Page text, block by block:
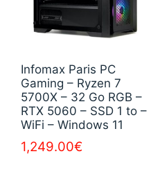
Infomax Paris PC
Gaming – Ryzen 7
5700X – 32 Go RGB –
RTX 5060 – SSD 1 to –
WiFi – Windows 11
1,249.00€